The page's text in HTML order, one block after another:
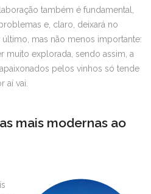
também é fundamental,
e, claro, deixará no
mas não menos importante:
muito explorada, sendo assim, a
pelos vinhos só tende
aí vai.
mais modernas ao